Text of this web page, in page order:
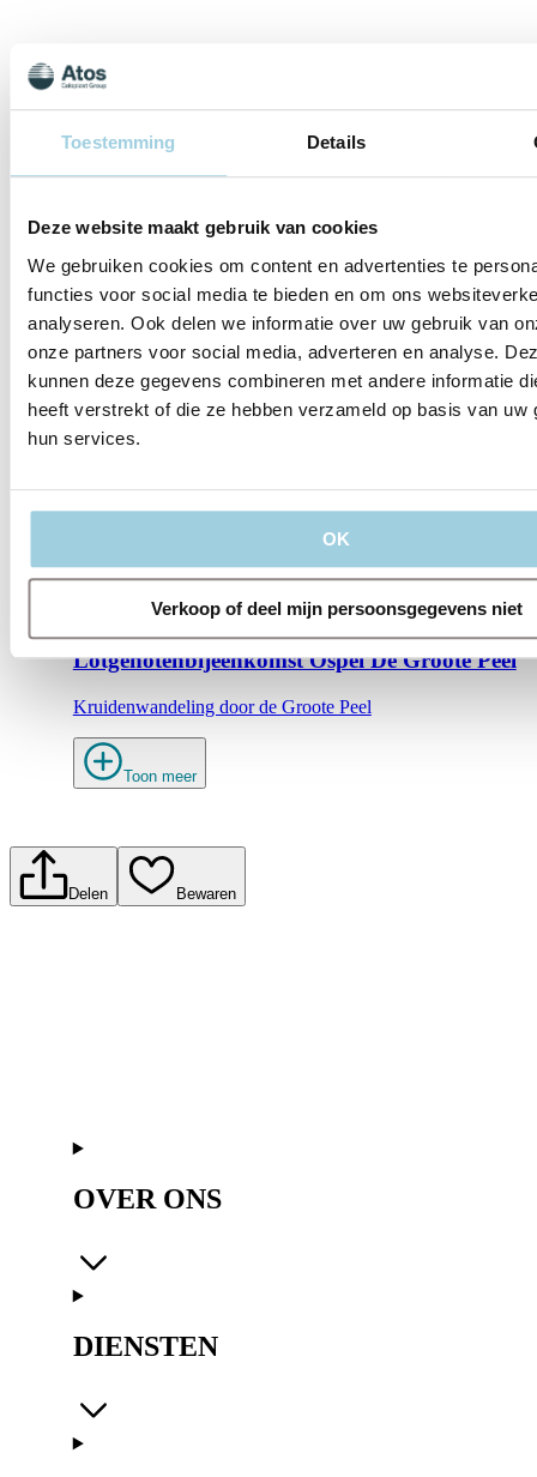
Toestemming Details
Deze website maakt gebruik van cookies
We gebruiken cookies om content en advertenties te
functies voor social media te bieden en om ons
analyseren. Ook delen we informatie over uw gebruik van
onze partners voor social media, adverteren en analyse.
kunnen deze gegevens combineren met andere informatie
heeft verstrekt of die ze hebben verzameld op basis van uw
hun services.
OK
Verkoop of deel mijn persoonsgegevens niet
Gerelateerde evenementen
aug. 14
14-08-2026 | Schoorl
Lotgenotenbijeenkomst Schoorl Schoorlse
Duinen
Met de Zonnetrein door de Schoorlse Duinen
aug. 18
18-08-2026 | Drimmelen
Lotgenotenbijeenkomst Drimmelen Biesbosch
19-08-2026 | Ospel
Lotgenotenbijeenkomst Ospel De Groote Peel
Kruidenwandeling door de Groote Peel
Toon meer
Delen Bewaren
OVER ONS
DIENSTEN